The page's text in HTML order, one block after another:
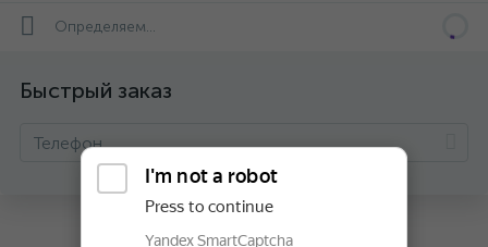
Определяем...
Быстрый заказ